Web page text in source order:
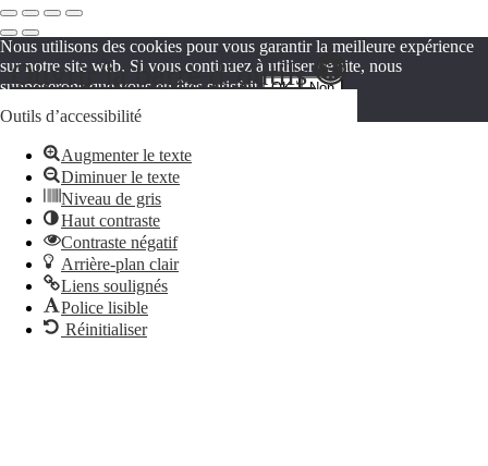
Ouvrir la barre d’outils
Outils d’accessibilité
Augmenter le texte
Diminuer le texte
Niveau de gris
Haut contraste
Contraste négatif
Arrière-plan clair
Liens soulignés
Police lisible
Réinitialiser
Nous utilisons des cookies pour vous garantir la meilleure expérience
sur notre site web. Si vous continuez à utiliser ce site, nous
supposerons que vous en êtes satisfait. OK
Non
Politique de confidentialité